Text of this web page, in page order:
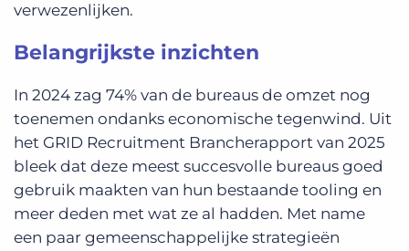
verwezenlijken.
Belangrijkste inzichten
In 2024 zag 74% van de bureaus de omzet nog
toenemen ondanks economische tegenwind. Uit
het GRID Recruitment Brancherapport van 2025
bleek dat deze meest succesvolle bureaus goed
gebruik maakten van hun bestaande tooling en
meer deden met wat ze al hadden. Met name
een paar gemeenschappelijke strategieën